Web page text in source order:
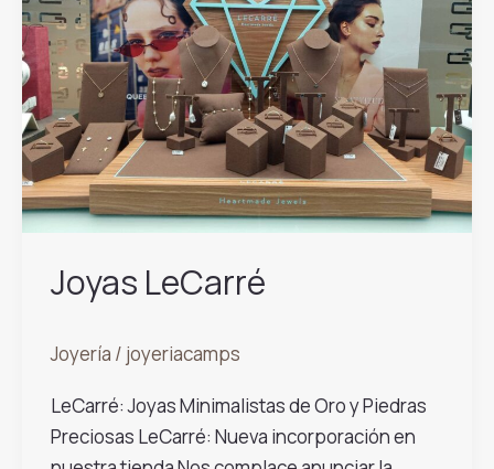
Piedra
Preciosa
Joyas LeCarré
Joyería / joyeriacamps
LeCarré: Joyas Minimalistas de Oro y Piedras
Preciosas LeCarré: Nueva incorporación en